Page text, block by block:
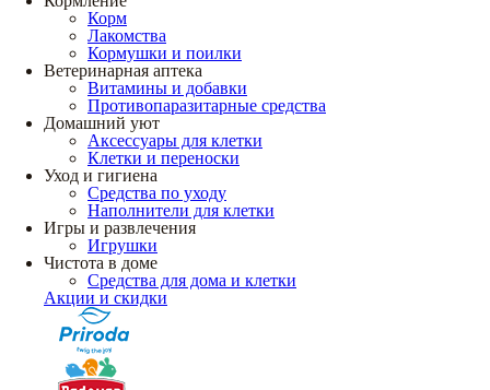
Корм
Лакомства
Кормушки и поилки
Ветеринарная аптека
Витамины и добавки
Противопаразитарные средства
Домашний уют
Аксессуары для клетки
Клетки и переноски
Уход и гигиена
Средства по уходу
Наполнители для клетки
Игры и развлечения
Игрушки
Чистота в доме
Средства для дома и клетки
Акции и скидки